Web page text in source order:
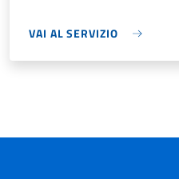
VAI AL SERVIZIO